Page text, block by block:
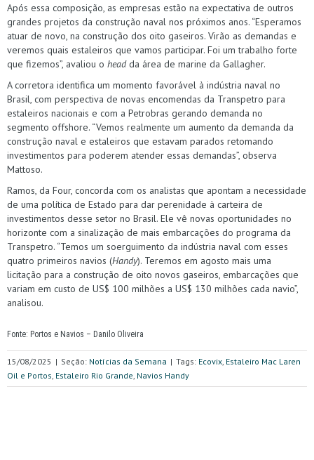
Após essa composição, as empresas estão na expectativa de outros
grandes projetos da construção naval nos próximos anos. “Esperamos
atuar de novo, na construção dos oito gaseiros. Virão as demandas e
veremos quais estaleiros que vamos participar. Foi um trabalho forte
que fizemos”, avaliou o headda área de marine da Gallagher.
A corretora identifica um momento favorável à indústria naval no
Brasil, com perspectiva de novas encomendas da Transpetro para
estaleiros nacionais e com a Petrobras gerando demanda no
segmento offshore. “Vemos realmente um aumento da demanda da
construção naval e estaleiros que estavam parados retomando
investimentos para poderem atender essas demandas”, observa
Mattoso.
Ramos, da Four, concorda com os analistas que apontam a necessidade
de uma política de Estado para dar perenidade à carteira de
investimentos desse setor no Brasil. Ele vê novas oportunidades no
horizonte com a sinalização de mais embarcações do programa da
Transpetro. “Temos um soerguimento da indústria naval com esses
quatro primeiros navios (Handy). Teremos em agosto mais uma
licitação para a construção de oito novos gaseiros, embarcações que
variam em custo de US$ 100 milhões a US$ 130 milhões cada navio”,
analisou.
Fonte: Portos e Navios – Danilo Oliveira
15/08/2025 | Seção: Notícias da Semana | Tags: Ecovix Estaleiro Mac Laren
Oil e Portos Estaleiro Rio Grande Navios Handy